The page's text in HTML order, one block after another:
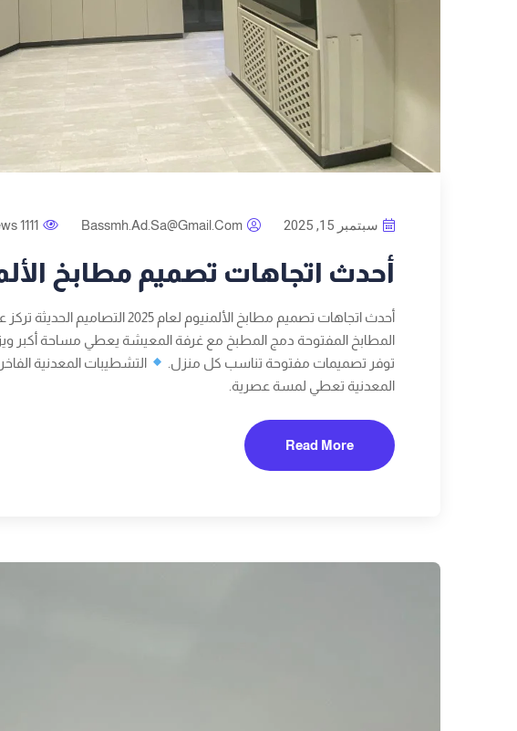
سبتمبر 15, 2025 Bassmh.ad.sa@gmail.com
1111 Views
أحدث اتجاهات تصميم مطابخ
أحدث اتجاهات تصميم مطابخ الألمنيوم لعام 2025 التصاميم الحديثة تركز على العملية والجمال معًا
المطابخ المفتوحة دمج المطبخ مع غرفة المعيشة يعطي مساحة أكبر
توفر تصميمات مفتوحة تناسب كل منزل.
التشطيبات المعدنية
المعدنية تعطي لمسة عصرية.
Read More